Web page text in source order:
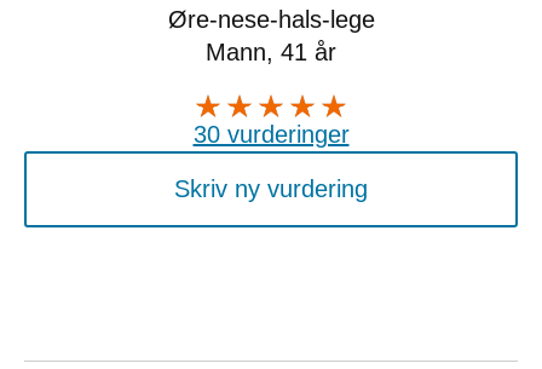
Øre-nese-hals-lege
Mann, 41 år
30 vurderinger
Skriv ny vurdering